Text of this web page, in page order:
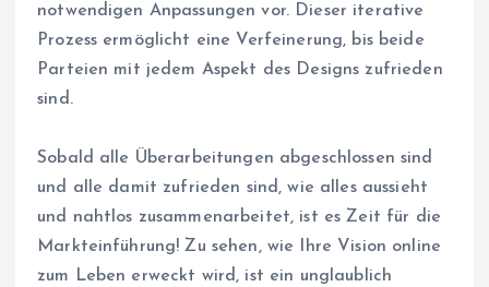
notwendigen Anpassungen vor. Dieser iterative
Prozess ermöglicht eine Verfeinerung, bis beide
Parteien mit jedem Aspekt des Designs zufrieden
sind.
Sobald alle Überarbeitungen abgeschlossen sind
und alle damit zufrieden sind, wie alles aussieht
und nahtlos zusammenarbeitet, ist es Zeit für die
Markteinführung! Zu sehen, wie Ihre Vision online
zum Leben erweckt wird, ist ein unglaublich